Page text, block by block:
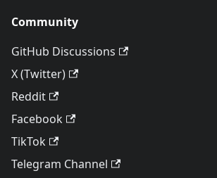
Community
GitHub Discussions
X (Twitter)
Reddit
Facebook
TikTok
Telegram Channel